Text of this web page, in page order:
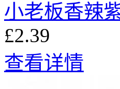
小老板香辣
£2.39
查看详情